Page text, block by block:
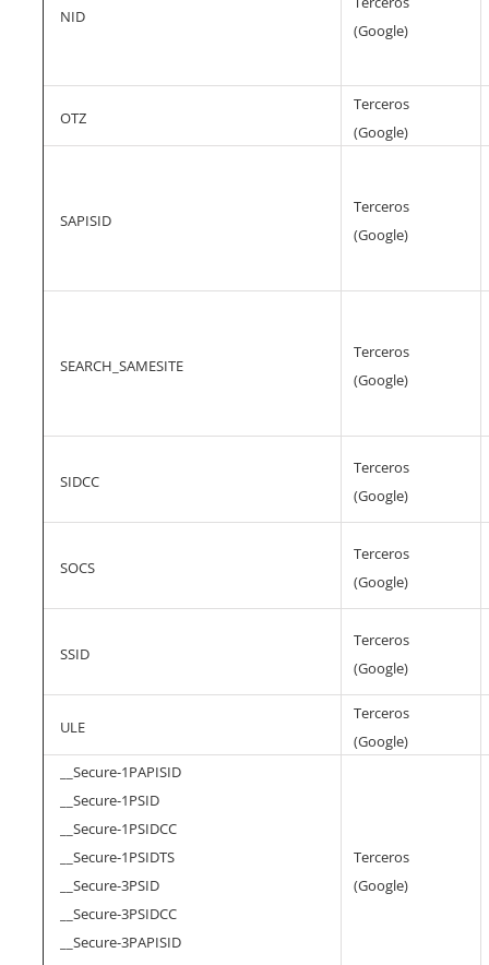
NID
(Google)
OTZ
Terceros
(Google)
SAPISID
Terceros
(Google)
SEARCH_SAMESITE
Terceros
(Google)
SIDCC
Terceros
(Google)
SOCS
Terceros
(Google)
SSID
Terceros
(Google)
ULE
Terceros
(Google)
__Secure-1PAPISID
__Secure-1PSID
__Secure-1PSIDCC
__Secure-1PSIDTS
__Secure-3PSID
__Secure-3PSIDCC
__Secure-3PAPISID
Terceros
(Google)